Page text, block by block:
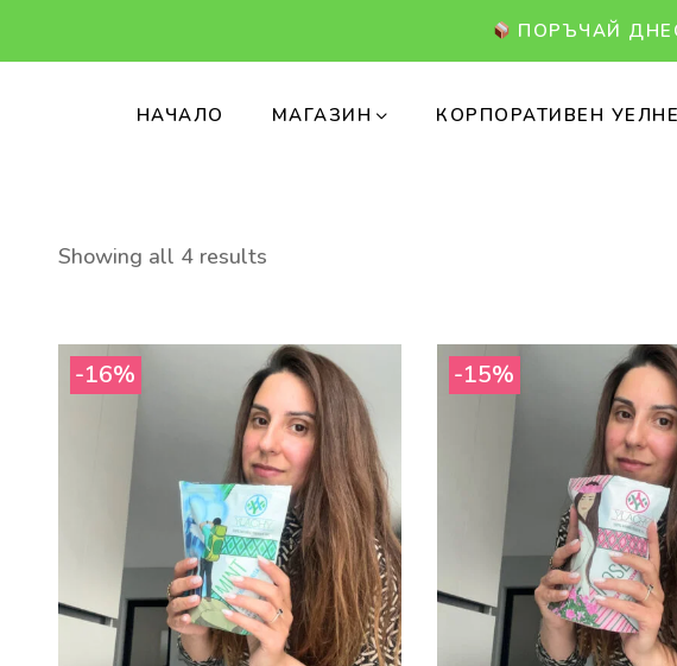
ПОРЪЧАЙ
НАЧАЛО МАГАЗИН КОРПОРАТИВЕН
Showing all 4 resultsSorted
-16% -15%